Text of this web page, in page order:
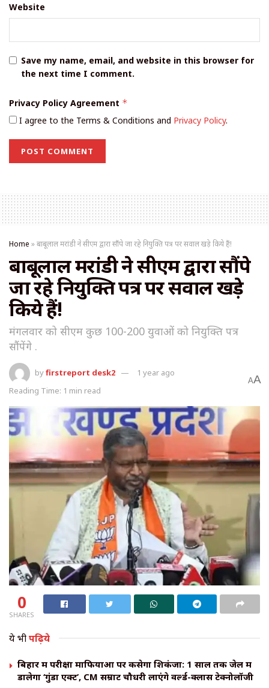
Website
Save my name, email, and website in this browser for
the next time I comment.
Privacy Policy Agreement *
I agree to the Terms & Conditions and Privacy Policy.
Home »बाबूलाल मरांडी ने सीएम द्वारा सौंपे जा रहे नियुक्ति पत्र पर सवाल खड़े किये हैं!
बाबूलाल मरांडी ने सीएम द्वारा सौंपे
जा रहे नियुक्ति पत्र पर सवाल खड़े
किये हैं!
मंगलवार को सीएम कुछ 100-200 युवाओं को नियुक्ति पत्र
सौंपेंगे .
byfirstreport desk2
1 year ago
Reading Time: 1 min read
AA
0
SHARES
ये भीपढ़िये
बिहार में परीक्षा माफियाओं पर कसेगा शिकंजा: 1 साल तक जेल में
डालेगा ‘गुंडा एक्ट’, CM सम्राट चौधरी लाएंगे वर्ल्ड-क्लास टेक्नोलॉजी